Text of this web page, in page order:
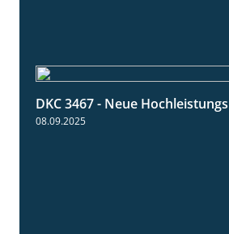
DKC 3467 - Neue
08.09.2025